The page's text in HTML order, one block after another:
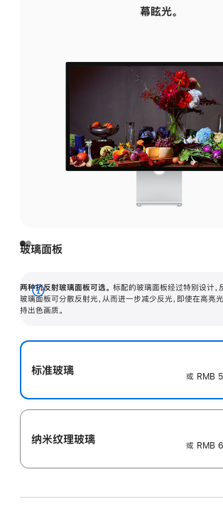
幕眩光。
玻璃面板
两种抗反射玻璃面板可选。 标配的玻璃面板经过特别设计，
玻璃面板可分散反射光，从而进一步减少反光，即使在高亮
持出色画质。
展
开
标准玻璃
或 RMB
纳米纹理玻璃
或 RMB